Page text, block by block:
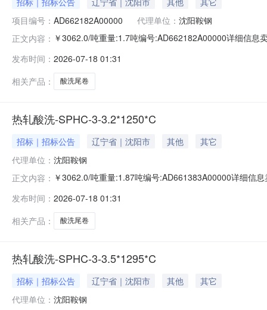
项目编号： AD662182A00000 代理单位： 沈阳鞍钢
正文内容： ￥3062.0/吨重量:1.7吨编号:AD662182A00000详细信息
求产线名称:冷轧1#线锌层重量代码描述:上表面锌层重量
发布时间： 2026-07-18 01:31
相关产品：
酸洗尾卷
热轧酸洗-SPHC-3-3.2*1250*C
招标｜招标公告 辽宁省｜沈阳市 其他
其它
代理单位： 沈阳鞍钢
正文内容： ￥3062.0/吨重量:1.87吨编号:AD661383A00000详细信
求产线名称:冷轧1#线锌层重量代码描述:上表面锌层重量
发布时间： 2026-07-18 01:31
相关产品：
酸洗尾卷
热轧酸洗-SPHC-3-3.5*1295*C
招标｜招标公告 辽宁省｜沈阳市 其他
其它
代理单位： 沈阳鞍钢